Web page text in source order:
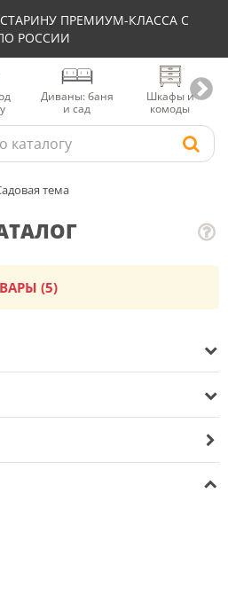
ПРЕМИУМ-КЛАССА С
РОССИИ
Диваны: баня
и сад
Шкафы и
комоды
тема
(5)